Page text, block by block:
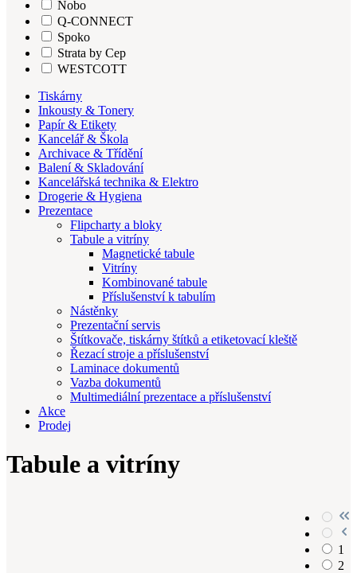
Nobo
Q-CONNECT
Spoko
Strata by Cep
WESTCOTT
Tiskárny
Inkousty & Tonery
Papír & Etikety
Kancelář & Škola
Archivace & Třídění
Balení & Skladování
Kancelářská technika & Elektro
Drogerie & Hygiena
Prezentace
Flipcharty a bloky
Tabule a vitríny
Magnetické tabule
Vitríny
Kombinované tabule
Příslušenství k tabulím
Nástěnky
Prezentační servis
Štítkovače, tiskárny štítků a etiketovací kleště
Řezací stroje a příslušenství
Laminace dokumentů
Vazba dokumentů
Multimediální prezentace a příslušenství
Akce
Prodej
Tabule a vitríny
1
2